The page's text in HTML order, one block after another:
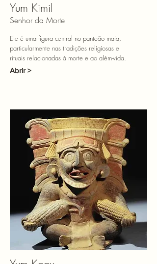
Yum Kimil
Senhor da Morte
Ele é uma figura central no panteão maia,
particularmente nas tradições religiosas e
rituais relacionadas à morte e ao além-vida.
Abrir >